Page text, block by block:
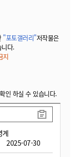
"포토갤러리"저작물은
다.
지
인 하실 수 있습니다.
계
2025-07-30